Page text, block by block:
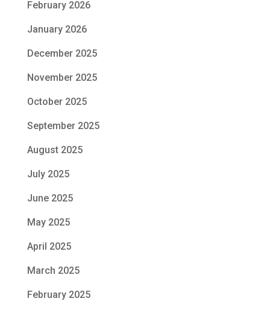
February 2026
January 2026
December 2025
November 2025
October 2025
September 2025
August 2025
July 2025
June 2025
May 2025
April 2025
March 2025
February 2025